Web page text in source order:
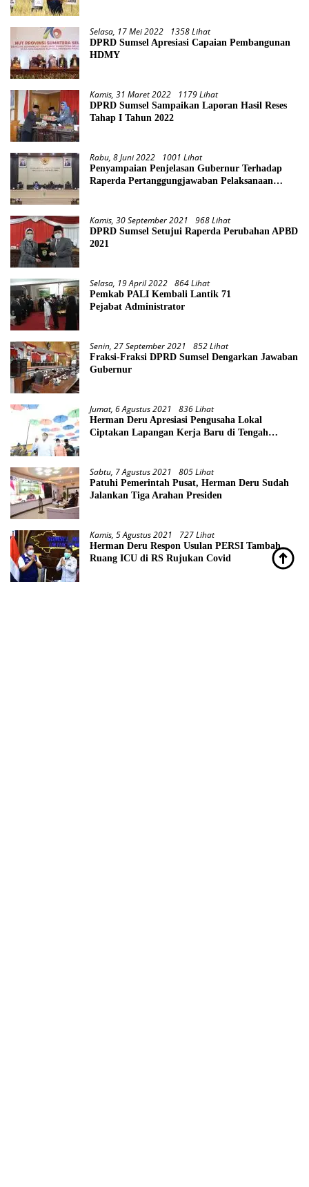
Selasa, 17 Mei 2022 1358 Lihat
DPRD Sumsel Apresiasi Capaian Pembangunan
HDMY
Kamis, 31 Maret 2022 1179 Lihat
DPRD Sumsel Sampaikan Laporan Hasil Reses
Tahap I Tahun 2022
Rabu, 8 Juni 2022 1001 Lihat
Penyampaian Penjelasan Gubernur Terhadap
Raperda Pertanggungjawaban Pelaksanaan
Kamis, 30 September 2021 968 Lihat
DPRD Sumsel Setujui Raperda Perubahan APBD
2021
Selasa, 19 April 2022 864 Lihat
Pemkab PALI Kembali Lantik 71
Pejabat Administrator
Senin, 27 September 2021 852 Lihat
Fraksi-Fraksi DPRD Sumsel Dengarkan Jawaban
Gubernur
Jumat, 6 Agustus 2021 836 Lihat
Herman Deru Apresiasi Pengusaha Lokal
Ciptakan Lapangan Kerja Baru di Tengah
Sabtu, 7 Agustus 2021 805 Lihat
Patuhi Pemerintah Pusat, Herman Deru Sudah
Jalankan Tiga Arahan Presiden
Kamis, 5 Agustus 2021 727 Lihat
Herman Deru Respon Usulan PERSI Tambah
Ruang ICU di RS Rujukan Covid